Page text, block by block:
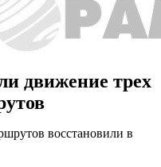
движение трех
восстановили в